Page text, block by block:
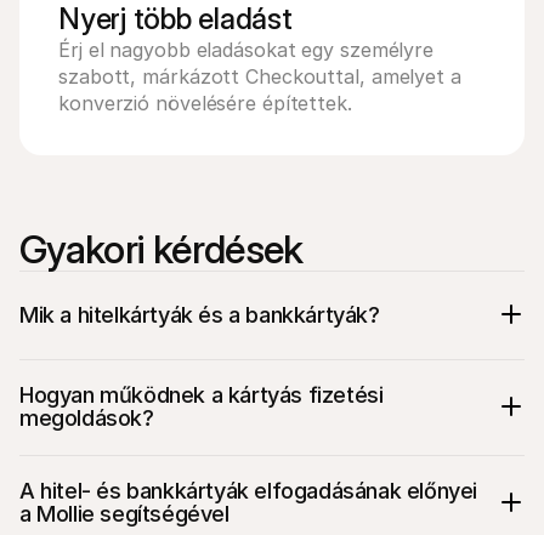
Nyerj több eladást
Érj el nagyobb eladásokat egy személyre
szabott, márkázott Checkouttal, amelyet a
konverzió növelésére építettek.
Gyakori kérdések
Mik a hitelkártyák és a bankkártyák?
Hogyan működnek a kártyás fizetési
megoldások?
A hitel- és bankkártyák elfogadásának előnyei
a Mollie segítségével